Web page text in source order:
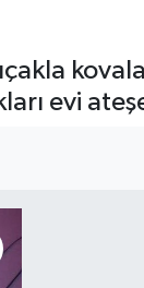
evi